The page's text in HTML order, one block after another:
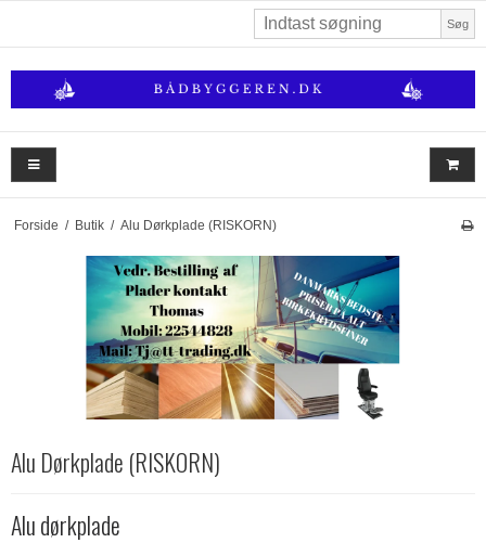
Søg
Forside / Butik / Alu Dørkplade (RISKORN)
Alu Dørkplade (RISKORN)
Alu dørkplade